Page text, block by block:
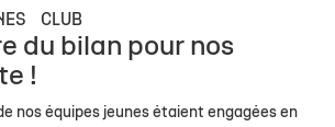
CLUB
du bilan pour nos
!
nos équipes jeunes étaient engagées en